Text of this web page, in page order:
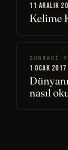
11 ARALIK
Kelime
SONRAKI
1 OCAK 2017
nasıl